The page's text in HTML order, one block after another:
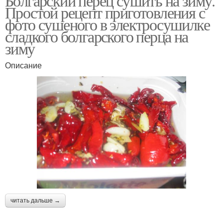
Простой рецепт приготовления с
фото сушеного в электросушилке
сладкого болгарского перца на
зиму
Описание
читать дальше →